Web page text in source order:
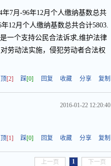
7月-96年12月个人缴纳基数总共
12月个人缴纳基数总共合计5803.
一个支持公民合法诉求,维护法律
劳动法实施，侵犯劳动者合法权
顶[2] 踩[0] 回复 收藏 分享 复制
2016-01-22 12:20:40
顶[1] 踩[0] 回复 收藏 分享 复制
上一页 1 下一页